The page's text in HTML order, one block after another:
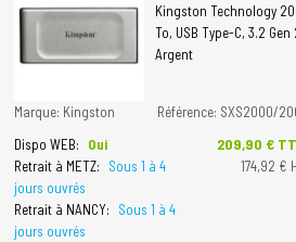
Kingston Technology
To, USB Type-C, 3.2
Argent
Marque: Kingston Référence: SXS2000/
Dispo WEB:
Oui
Retrait à METZ:
Sous 1 à 4
jours ouvrés
Retrait à NANCY:
Sous 1 à 4
jours ouvrés
Prix
209,90 €
174,92 €